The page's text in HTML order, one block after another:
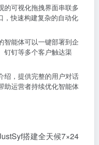
的可视化拖拽界面串联多
，快速构建复杂的自动化
智能体可以一键部署到企
钉钉等多个客户触达渠
绍，提供完整的用户对话
助运营者持续优化智能体
搭建全天候7×24